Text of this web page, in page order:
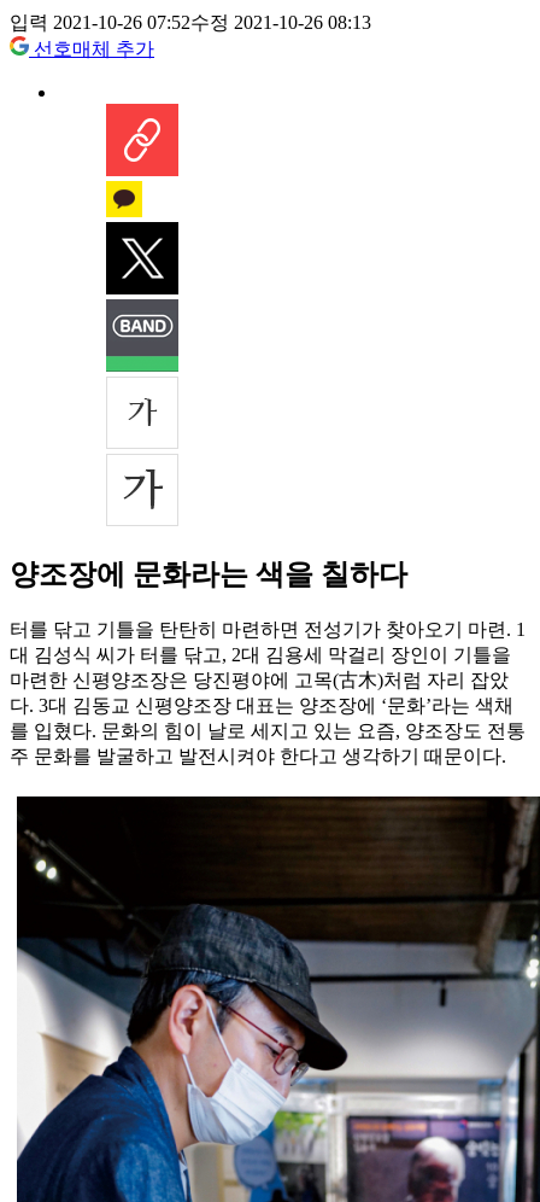
입력 2021-10-26 07:52수정 2021-10-26 08:13
선호매체 추가
양조장에 문화라는 색을 칠하다
터를 닦고 기틀을 탄탄히 마련하면 전성기가 찾아오기 마련. 1
대 김성식 씨가 터를 닦고, 2대 김용세 막걸리 장인이 기틀을
마련한 신평양조장은 당진평야에 고목(古木)처럼 자리 잡았
다. 3대 김동교 신평양조장 대표는 양조장에 ‘문화’라는 색채
를 입혔다. 문화의 힘이 날로 세지고 있는 요즘, 양조장도 전통
주 문화를 발굴하고 발전시켜야 한다고 생각하기 때문이다.